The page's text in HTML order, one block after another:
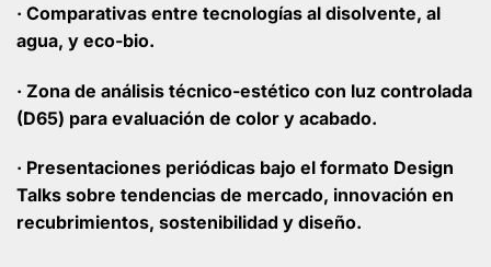
· Comparativas entre tecnologías al disolvente, al
agua, y eco-bio.
· Zona de análisis técnico-estético con luz controlada
(D65) para evaluación de color y acabado.
· Presentaciones periódicas bajo el formato Design
Talks sobre tendencias de mercado, innovación en
recubrimientos, sostenibilidad y diseño.